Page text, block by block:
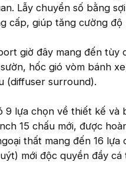
Lẫy chuyển số bằng
cấp, giúp tăng cường độ
giờ đây mang đến
hốc gió vòm bánh
(diffuser surround).
9 lựa chọn về thiết kế
15 chấu mới, được
thất mang đến 16
mới độc quyền đầy